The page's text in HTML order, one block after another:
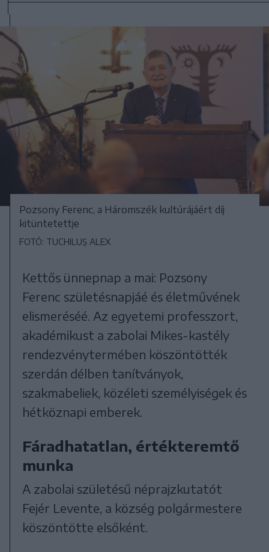
Pozsony Ferenc, a Háromszék kultúrájáért díj
kitüntetettje
FOTÓ: TUCHILUȘ ALEX
Kettős ünnepnap a mai: Pozsony
Ferenc születésnapjáé és életművének
elismeréséé. Az egyetemi professzort,
akadémikust a zabolai Mikes-kastély
rendezvénytermében köszöntötték
szerdán délben tanítványok,
szakmabeliek, közéleti személyiségek és
hétköznapi emberek.
Fáradhatatlan, értékteremtő
munka
A zabolai születésű néprajzkutatót
Fejér Levente, a község polgármestere
köszöntötte elsőként.